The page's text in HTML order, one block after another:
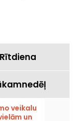
Rītdiena
veikalu
un